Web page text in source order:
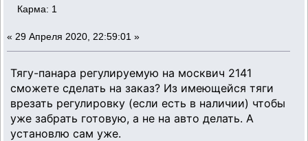
Карма: 1
« 29 Апреля 2020, 22:59:01 »
Тягу-панара регулируемую на москвич 2141
сможете сделать на заказ? Из имеющейся тяги
врезать регулировку (если есть в наличии) чтобы
уже забрать готовую, а не на авто делать. А
установлю сам уже.